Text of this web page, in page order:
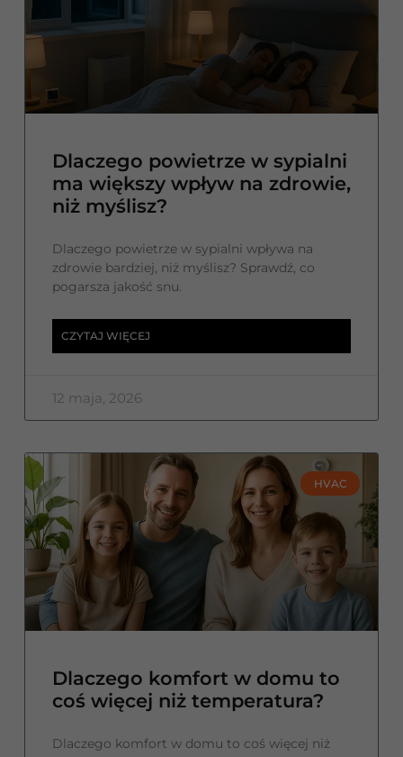
Dlaczego powietrze w sypialni
ma większy wpływ na zdrowie,
niż myślisz?
Dlaczego powietrze w sypialni wpływa na
zdrowie bardziej, niż myślisz? Sprawdź, co
pogarsza jakość snu.
CZYTAJ WIĘCEJ
12 maja, 2026
HVAC
Dlaczego komfort w domu to
coś więcej niż temperatura?
Dlaczego komfort w domu to coś więcej niż